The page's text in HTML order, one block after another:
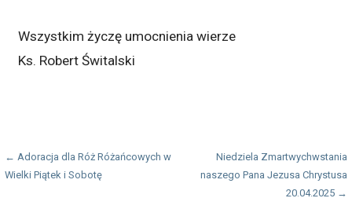
Wszystkim życzę umocnienia wierze
Ks. Robert Świtalski
Nawigacja
wpisu
← Adoracja dla Róż Różańcowych w
Wielki Piątek i Sobotę
Niedziela Zmartwychwstania
naszego Pana Jezusa Chrystusa
20.04.2025 →